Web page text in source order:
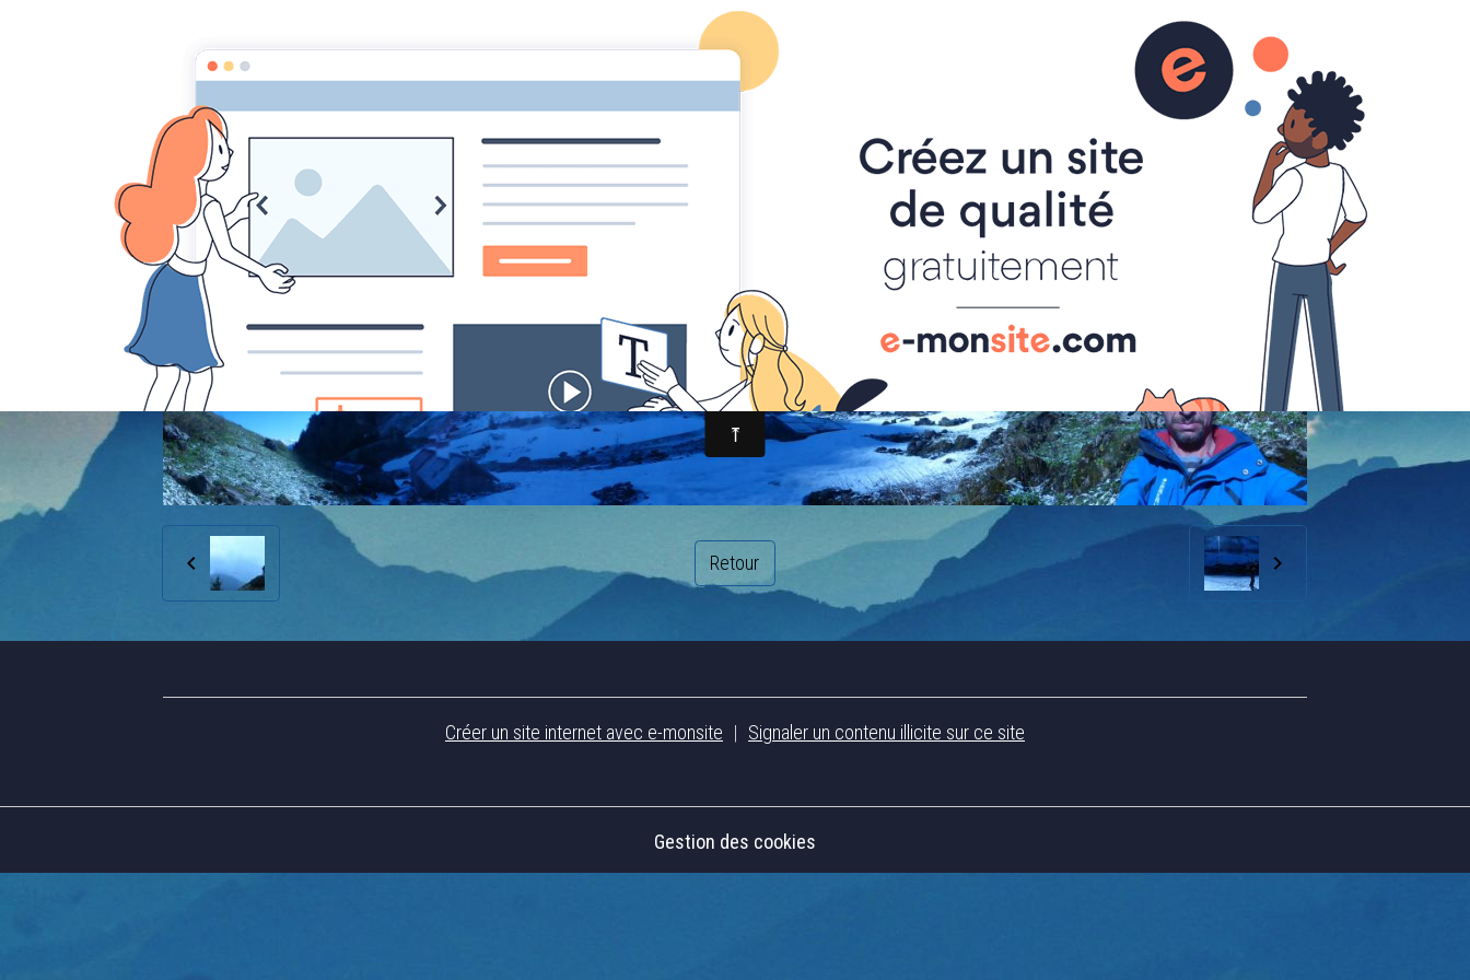
randonnée et découverte nature
pour les classes et les colos
activités adultes et familles
guide des randonnées à chatel et en vallée d'Abondance
Accueil quelques photos montagnes... trek à Abondance trek a Abondance 2 P1030658
P1030658
Retour
Créer un site internet avec e-monsite Signaler un contenu illicite sur ce site
Gestion des cookies